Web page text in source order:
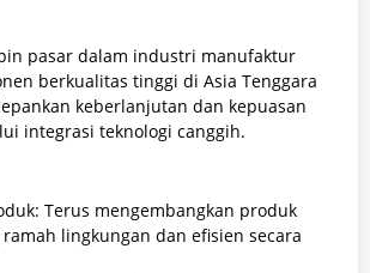
pasar dalam industri manufaktur
berkualitas tinggi di Asia Tenggara
keberlanjutan dan kepuasan
integrasi teknologi canggih.
Terus mengembangkan produk
lingkungan dan efisien secara